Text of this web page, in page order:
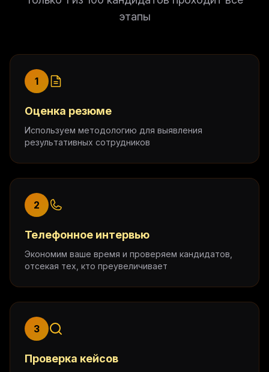
этапы
1
Оценка резюме
Используем методологию для выявления
результативных сотрудников
2
Телефонное интервью
Экономим ваше время и проверяем кандидатов,
отсекая тех, кто преувеличивает
3
Проверка кейсов